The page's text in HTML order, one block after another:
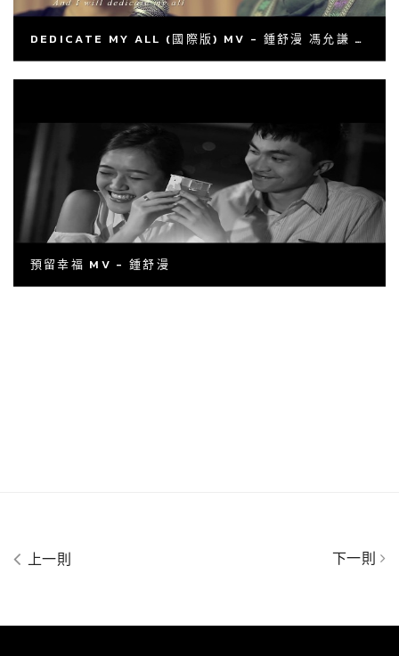
DEDICATE MY ALL (國際版) MV - 鍾舒漫 馮允謙 謝文雅 彭紀諺 ETERNITY
預留幸福 MV - 鍾舒漫
上一則 下一則